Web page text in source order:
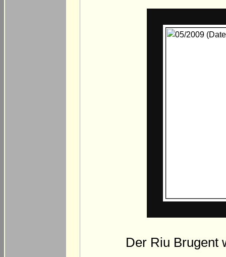
Der Riu Brugent